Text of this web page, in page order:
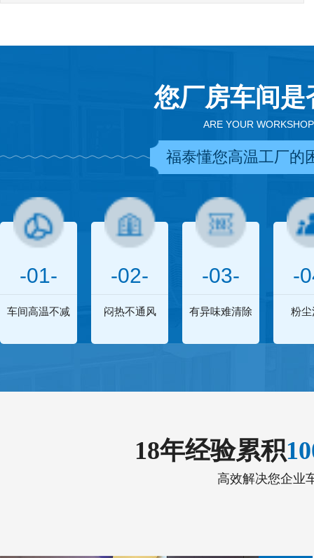
您厂房车间
ARE YOUR
福泰懂您高温工厂的
-01-
车间高温不减
-02-
闷热不通风
-03-
有异味难清除
-
粉尘
18年经验累积
高效解决您企业